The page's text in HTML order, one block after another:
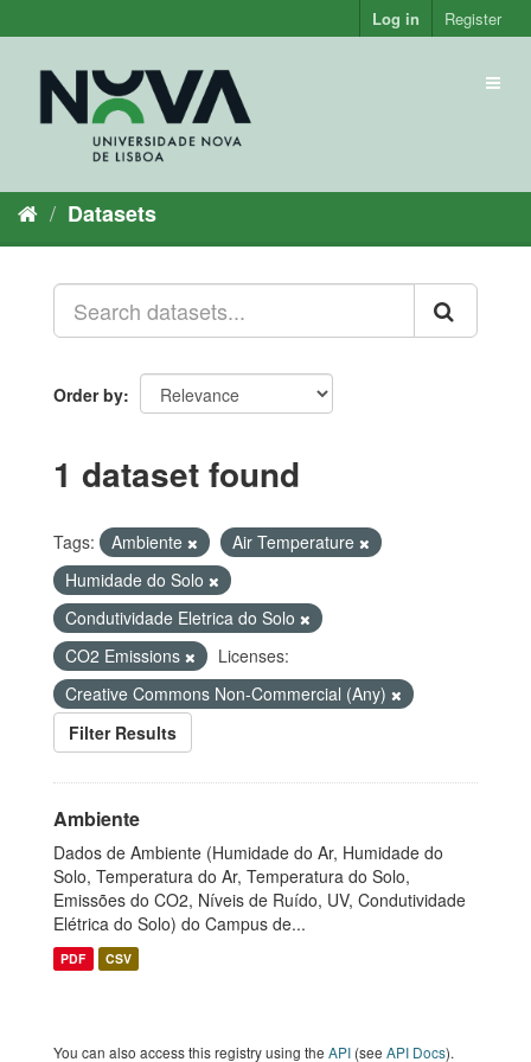
to
Log in Register
Datasets
Order by
1 dataset found
Tags: Ambiente
Air Temperature
Humidade do Solo
Condutividade Eletrica do Solo
CO2 Emissions
Licenses:
Creative Commons Non-Commercial (Any)
Filter Results
Ambiente
Dados de Ambiente (Humidade do Ar, Humidade do
Solo, Temperatura do Ar, Temperatura do Solo,
Emissões do CO2, Níveis de Ruído, UV, Condutividade
Elétrica do Solo) do Campus de...
PDF CSV
You can also access this registry using the API (see API Docs).